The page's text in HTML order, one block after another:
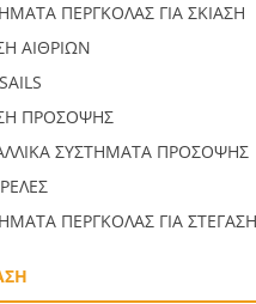
ΠΕΡΓΚΟΛΑΣ ΓΙΑ ΣΚΙΑΣΗ
ΑΙΘΡΙΩΝ
ΠΡΟΣΟΨΗΣ
ΣΥΣΤΗΜΑΤΑ ΠΡΟΣΟΨΗΣ
ΠΕΡΓΚΟΛΑΣ ΓΙΑ ΣΤΕΓΑΣΗ